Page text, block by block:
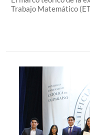
Trabajo Matemático